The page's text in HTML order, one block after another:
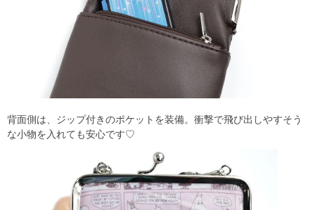
背面側は、ジップ付きのポケットを装備。衝撃で飛び出しやすそう
な小物を入れても安心です♡